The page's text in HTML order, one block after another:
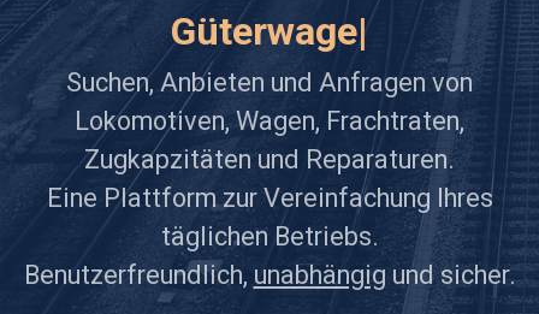
Reise|
Suchen, Anbieten und Anfragen von
Lokomotiven, Wagen, Frachtraten,
Zugkapzitäten und Reparaturen.
Eine Plattform zur Vereinfachung Ihres
täglichen Betriebs.
Benutzerfreundlich, unabhängig und sicher.